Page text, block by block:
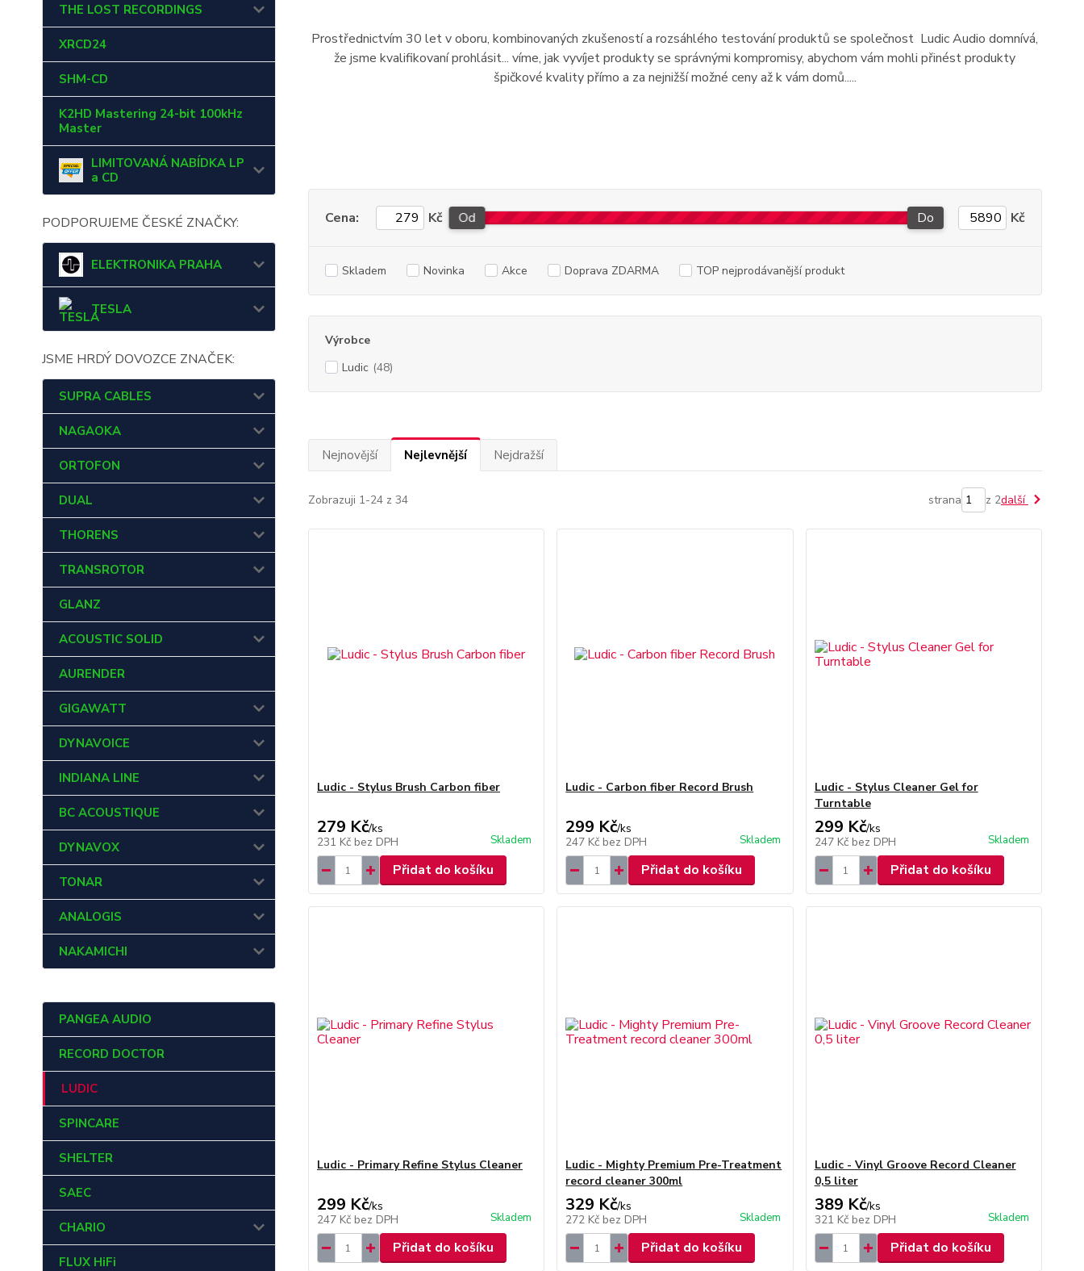
THE LOST RECORDINGS
XRCD24
SHM-CD
K2HD Mastering 24-bit 100kHz
Master
LIMITOVANÁ NABÍDKA LP
a CD
PODPORUJEME ČESKÉ ZNAČKY:
ELEKTRONIKA PRAHA
TESLA
JSME HRDÝ DOVOZCE ZNAČEK:
SUPRA CABLES
NAGAOKA
ORTOFON
DUAL
THORENS
TRANSROTOR
GLANZ
ACOUSTIC SOLID
AURENDER
GIGAWATT
DYNAVOICE
INDIANA LINE
BC ACOUSTIQUE
DYNAVOX
TONAR
ANALOGIS
NAKAMICHI
PANGEA AUDIO
RECORD DOCTOR
LUDIC
SPINCARE
SHELTER
SAEC
CHARIO
FLUX HiFi
Prostřednictvím 30 let v oboru, kombinovaných zkušeností a rozsáhlého testování produktů se společnost LudicAudio domnívá,
že jsme kvalifikovaní prohlásit... víme, jak vyvíjet produkty se správnými kompromisy, abychom vám mohli přinést produkty
špičkové kvality přímo a za nejnižší možné ceny až k vám domů.....
Cena: Kč Od Do Kč
Skladem Novinka Akce Doprava ZDARMA TOP nejprodávanější produkt
Výrobce
Ludic (48)
Nejnovější Nejlevnější Nejdražší
Zobrazuji 1-24 z 34 strana z 2další
Ludic - Stylus Brush Carbon fiber
279 Kč/ks
231 Kč bez DPH Skladem
Přidat do košíku
Ludic - Carbon fiber Record Brush
299 Kč/ks
247 Kč bez DPH Skladem
Přidat do košíku
Ludic - Stylus Cleaner Gel for
Turntable
299 Kč/ks
247 Kč bez DPH Skladem
Přidat do košíku
Ludic - Primary Refine Stylus Cleaner
299 Kč/ks
247 Kč bez DPH Skladem
Přidat do košíku
Ludic - Mighty Premium Pre-Treatment
record cleaner 300ml
329 Kč/ks
272 Kč bez DPH Skladem
Přidat do košíku
Ludic - Vinyl Groove Record Cleaner
0,5 liter
389 Kč/ks
321 Kč bez DPH Skladem
Přidat do košíku